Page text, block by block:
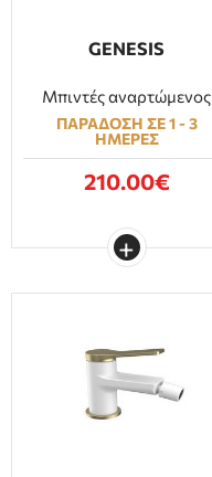
GENESIS
Μπιντές αναρτώμενος
ΠΑΡΑΔΟΣΗ ΣΕ 1 - 3
ΗΜΕΡΕΣ
210.00€